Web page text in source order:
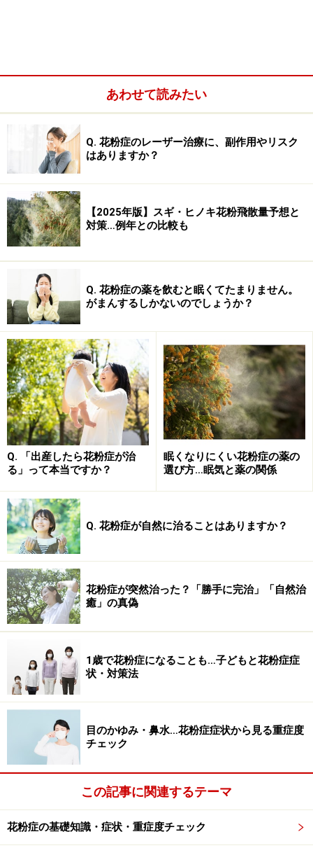
シラカンバ（4～5月） 関東以北
ハンノキ（1～6月） 全国
オオバヤシャブシ（3～4月） 関東
コナラ（4～5月） 全国
リンゴ（4～5月） 主に東北
夏に多く飛散する花粉
カモガヤ花粉です。（出典：アレルゲンコンパクトブッ
ク）
主にイネ科の花粉の飛散時期です。他の人よりもちょっ
と遅く花粉症になるという人は、これらの花粉が原因か
も知れません。
カモガヤ（4～7月） 全国
オオアサガエリ（4～7月） 全国
ハルガヤ（4～7月） 全国
ホソムギ（4～7月） 全国
スズメノカタビラ（3～5月） 全国
スズメノテッポウ（3～5月） 全国
秋に多く飛散する花粉
あわせて読みたい
Q. 花粉症のレーザー治療に、副作用やリスク
はありますか？
【2025年版】スギ・ヒノキ花粉飛散量予想と
対策…例年との比較も
Q. 花粉症の薬を飲むと眠くてたまりません。
がまんするしかないのでしょうか？
Q. 「出産したら花粉症が治
る」って本当ですか？
眠くなりにくい花粉症の薬の
選び方…眠気と薬の関係
Q. 花粉症が自然に治ることはありますか？
花粉症が突然治った？「勝手に完治」「自然治
癒」の真偽
1歳で花粉症になることも…子どもと花粉症症
状・対策法
目のかゆみ・鼻水…花粉症症状から見る重症度
チェック
この記事に関連するテーマ
花粉症の基礎知識・症状・重症度チェック